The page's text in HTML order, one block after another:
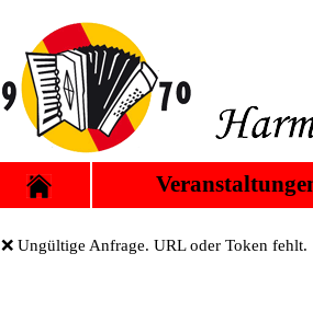
❌ Ungültige Anfrage. URL oder Token fehlt.